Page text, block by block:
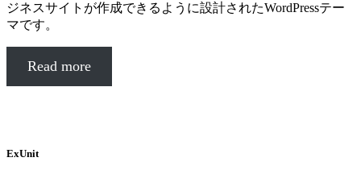
ジネスサイトが作成できるように設計されたWordPressテー
マです。
Read more
ExUnit